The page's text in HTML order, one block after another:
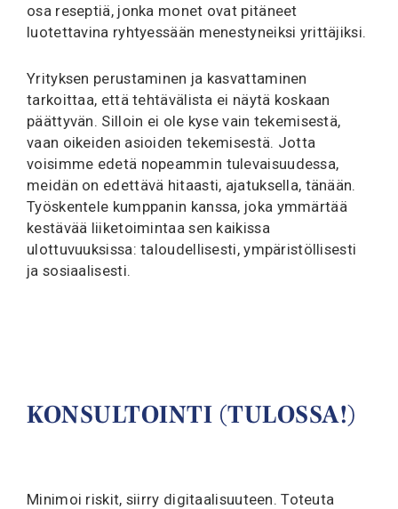
osa reseptiä, jonka monet ovat pitäneet
luotettavina ryhtyessään menestyneiksi yrittäjiksi.
Yrityksen perustaminen ja kasvattaminen
tarkoittaa, että tehtävälista ei näytä koskaan
päättyvän. Silloin ei ole kyse vain tekemisestä,
vaan oikeiden asioiden tekemisestä. Jotta
voisimme edetä nopeammin tulevaisuudessa,
meidän on edettävä hitaasti, ajatuksella, tänään.
Työskentele kumppanin kanssa, joka ymmärtää
kestävää liiketoimintaa sen kaikissa
ulottuvuuksissa: taloudellisesti, ympäristöllisesti
ja sosiaalisesti.
KONSULTOINTI (TULOSSA!)
Minimoi riskit, siirry digitaalisuuteen. Toteuta